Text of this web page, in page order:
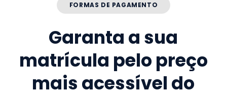
FORMAS DE PAGAMENTO
Garanta a sua
matrícula pelo preço
mais acessível do